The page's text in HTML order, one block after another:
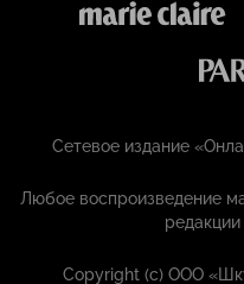
Сетевое издание
Любое воспроизведение
Copyright (с) ООО